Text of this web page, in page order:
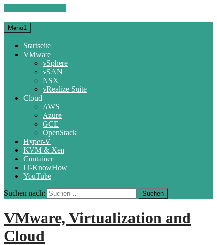
Menü1
Startseite
VMware
vSphere
vSAN
NSX
vRealize Suite
Cloud
AWS
Azure
GCE
OpenStack
Hyper-V
KVM & Xen
Container
IT-KnowHow
YouTube
Suchen nach:
VMware, Virtualization and
Cloud